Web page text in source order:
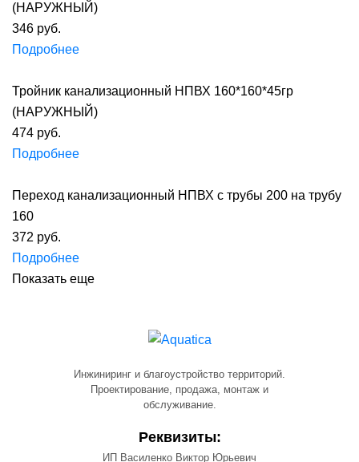
(НАРУЖНЫЙ)
346 руб.
Подробнее
Тройник канализационный НПВХ 160*160*45гр
(НАРУЖНЫЙ)
474 руб.
Подробнее
Переход канализационный НПВХ с трубы 200 на трубу
160
372 руб.
Подробнее
Показать еще
Инжиниринг и благоустройство территорий.
Проектирование, продажа, монтаж и
обслуживание.
Реквизиты:
ИП Василенко Виктор Юрьевич